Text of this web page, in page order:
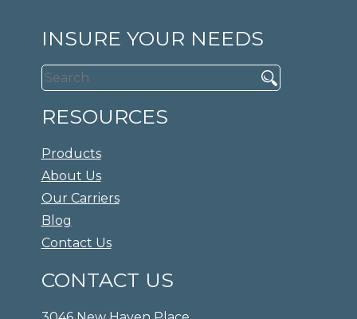
INSURE YOUR NEEDS
RESOURCES
Products
About Us
Our Carriers
Blog
Contact Us
CONTACT US